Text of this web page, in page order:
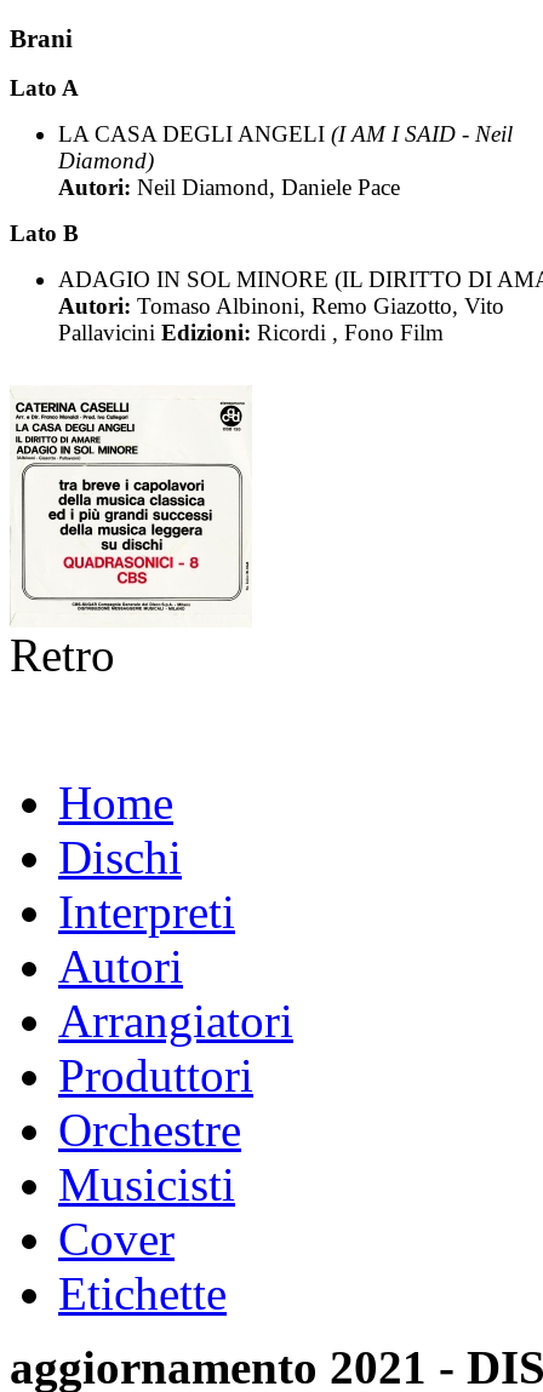
Brani
Lato A
LA CASA DEGLI ANGELI (I AM I SAID - Neil
Diamond)
Autori: Neil Diamond, Daniele Pace
Lato B
ADAGIO IN SOL MINORE (IL DIRITTO DI
Autori: Tomaso Albinoni, Remo Giazotto, Vito
Pallavicini Edizioni: Ricordi , Fono Film
Retro
Home
Dischi
Interpreti
Autori
Arrangiatori
Produttori
Orchestre
Musicisti
Cover
Etichette
aggiornamento 2021 -